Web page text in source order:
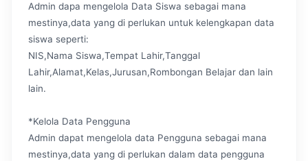
Admin dapa mengelola Data Siswa sebagai mana
mestinya,data yang di perlukan untuk kelengkapan data
siswa seperti:
NIS,Nama Siswa,Tempat Lahir,Tanggal
Lahir,Alamat,Kelas,Jurusan,Rombongan Belajar dan lain
lain.
*Kelola Data Pengguna
Admin dapat mengelola data Pengguna sebagai mana
mestinya,data yang di perlukan dalam data pengguna